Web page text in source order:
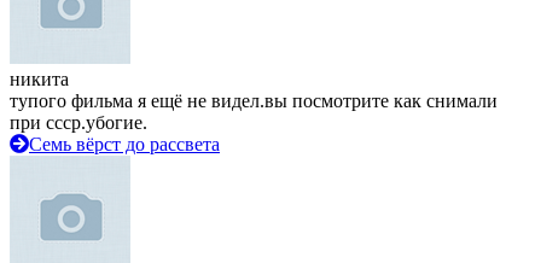
никита
тупого фильма я ещё не видел.вы посмотрите как снимали
при ссср.убогие.
Семь вёрст до рассвета